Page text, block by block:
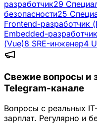
разработчик29
безопасности25
Frontend-разработчик
Embedded-разработчик
(Vue)8 SRE-инженер4
Свежие вопросы и
Telegram-канале
Вопросы с реальных
зарплат. Регулярно и